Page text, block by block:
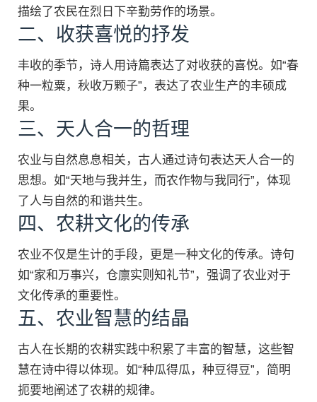
描绘了农民在烈日下辛勤劳作的场景。
二、收获喜悦的抒发
丰收的季节，诗人用诗篇表达了对收获的喜悦。如“春
种一粒粟，秋收万颗子”，表达了农业生产的丰硕成
果。
三、天人合一的哲理
农业与自然息息相关，古人通过诗句表达天人合一的
思想。如“天地与我并生，而农作物与我同行”，体现
了人与自然的和谐共生。
四、农耕文化的传承
农业不仅是生计的手段，更是一种文化的传承。诗句
如“家和万事兴，仓廪实则知礼节”，强调了农业对于
文化传承的重要性。
五、农业智慧的结晶
古人在长期的农耕实践中积累了丰富的智慧，这些智
慧在诗中得以体现。如“种瓜得瓜，种豆得豆”，简明
扼要地阐述了农耕的规律。